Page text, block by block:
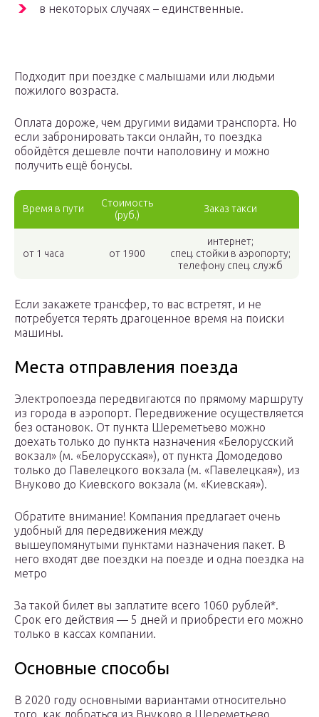
в некоторых случаях – единственные.
Подходит при поездке с малышами или людьми
пожилого возраста.
Оплата дороже, чем другими видами транспорта. Но
если забронировать такси онлайн, то поездка
обойдётся дешевле почти наполовину и можно
получить ещё бонусы.
Время в пути
Стоимость
(руб.)
Заказ такси
от 1 часа от 1900
интернет;
спец. стойки в аэропорту;
телефону спец. служб
Если закажете трансфер, то вас встретят, и не
потребуется терять драгоценное время на поиски
машины.
Места отправления поезда
Электропоезда передвигаются по прямому маршруту
из города в аэропорт. Передвижение осуществляется
без остановок. От пункта Шереметьево можно
доехать только до пункта назначения «Белорусский
вокзал» (м. «Белорусская»), от пункта Домодедово
только до Павелецкого вокзала (м. «Павелецкая»), из
Внуково до Киевского вокзала (м. «Киевская»).
Обратите внимание! Компания предлагает очень
удобный для передвижения между
вышеупомянутыми пунктами назначения пакет. В
него входят две поездки на поезде и одна поездка на
метро
За такой билет вы заплатите всего 1060 рублей*.
Срок его действия — 5 дней и приобрести его можно
только в кассах компании.
Основные способы
В 2020 году основными вариантами относительно
того, как добраться из Внуково в Шереметьево